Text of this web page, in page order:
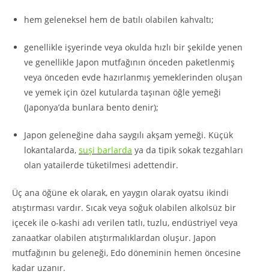
hem geleneksel hem de batılı olabilen kahvaltı;
genellikle işyerinde veya okulda hızlı bir şekilde yenen
ve genellikle Japon mutfağının önceden paketlenmiş
veya önceden evde hazırlanmış yemeklerinden oluşan
ve yemek için özel kutularda taşınan öğle yemeği
(Japonya’da bunlara bento denir);
Japon geleneğine daha saygılı akşam yemeği. Küçük
lokantalarda, suşi barlarda ya da tipik sokak tezgahları
olan yatailerde tüketilmesi adettendir.
Üç ana öğüne ek olarak, en yaygın olarak oyatsu ikindi
atıştırması vardır. Sıcak veya soğuk olabilen alkolsüz bir
içecek ile o-kashi adı verilen tatlı, tuzlu, endüstriyel veya
zanaatkar olabilen atıştırmalıklardan oluşur. Japon
mutfağının bu geleneği, Edo döneminin hemen öncesine
kadar uzanır.